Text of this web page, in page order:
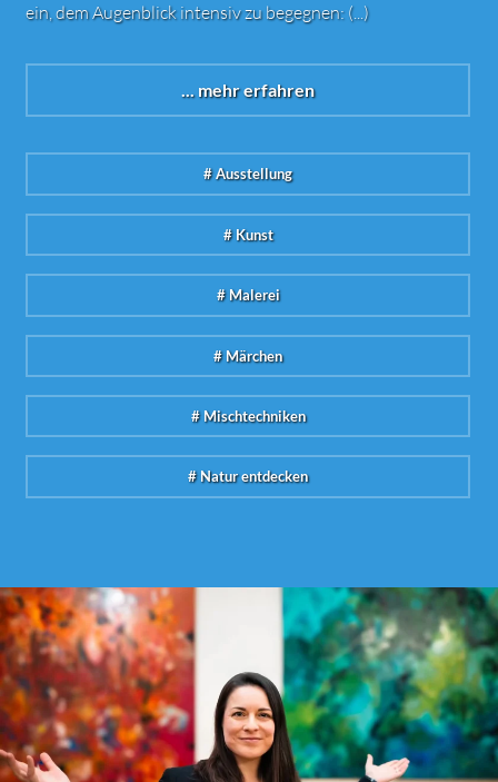
ein, dem Augenblick intensiv zu begegnen: (...)
... mehr erfahren
# Ausstellung
# Kunst
# Malerei
# Märchen
# Mischtechniken
# Natur entdecken